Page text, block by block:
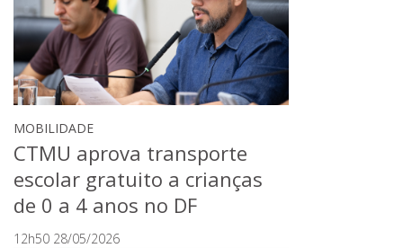
MOBILIDADE
CTMU aprova transporte
escolar gratuito a crianças
de 0 a 4 anos no DF
12h50 28/05/2026